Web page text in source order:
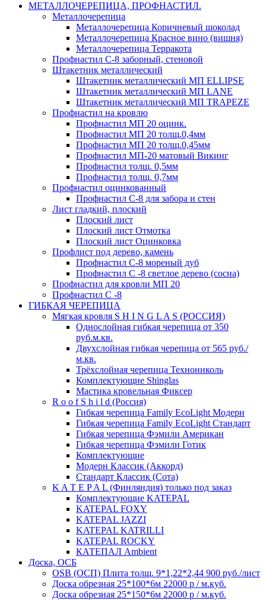
МЕТАЛЛОЧЕРЕПИЦА, ПРОФНАСТИЛ.
Металлочерепица
Металлочерепица Коричневый шоколад
Металлочерепица Красное вино (вишня)
Металлочерепица Терракота
Профнастил С-8 заборный, стеновой
Штакетник металлический
Штакетник металлический МП ELLIPSE
Штакетник металлический МП LАNE
Штакетник металлический МП TRAPEZE
Профнастил на кровлю
Профнастил МП 20 оцинк.
Профнастил МП 20 толщ.0,4мм
Профнастил МП 20 толщ.0,45мм
Профнастил МП-20 матовый Викинг
Профнастил толщ. 0,5мм
Профнастил толщ. 0,7мм
Профнастил оцинкованный
Профнастил С-8 для забора и стен
Лист гладкий, плоский
Плоский лист
Плоский лист Отмотка
Плоский лист Оцинковка
Профлист под дерево, камень
Профнастил С-8 мореный дуб
Профнастил С -8 светлое дерево (сосна)
Профнастил для кровли МП 20
Профнастил С -8
ГИБКАЯ ЧЕРЕПИЦА
Мягкая кровля S H I N G L A S (РОССИЯ)
Однослойная гибкая черепица от 350
руб.м.кв.
Двухслойная гибкая черепица от 565 руб./
м.кв.
Трёхслойная черепица Технониколь
Комплектующие Shinglas
Мастика кровельная Фиксер
R o o f S h i l d (Россия)
Гибкая черепица Family ЕсоLight Модерн
Гибкая черепица Family ЕсоLight Стандарт
Гибкая черепица Фэмили Американ
Гибкая черепица Фэмили Готик
Комплектующие
Модерн Классик (Аккорд)
Стандарт Классик (Сота)
K A T E P A L (Финляндия) только под заказ
Комплектующие KATEPAL
KATEPAL FOXY
KATEPAL JAZZI
KATEPAL KATRILLI
KATEPAL ROCKY
КАТЕПАЛ Ambient
Доска, ОСБ
OSB (ОСП) Плита толщ. 9*1,22*2,44 900 руб./лист
Доска обрезная 25*100*6м 22000 р / м.куб.
Доска обрезная 25*150*6м 22000 р / м.куб.